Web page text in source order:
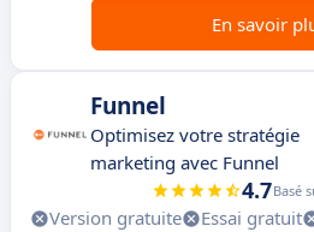
En savoir
Funnel
Optimisez votre stratégie
marketing avec Funnel
4.7Basé
Version gratuite Essai gratuit